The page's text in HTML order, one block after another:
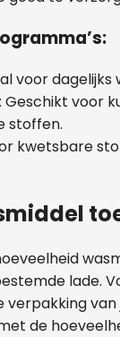
voor dagelijks
: Geschikt voor
stoffen.
kwetsbare
lade.
verpakking
de